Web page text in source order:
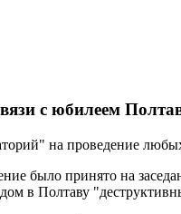
с юбилеем
на проведение
было принято на
в Полтаву